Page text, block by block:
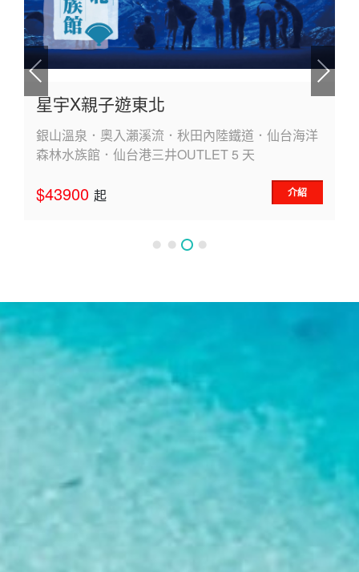
星宇X親子遊東北
銀山溫泉．奧入瀨溪流．秋田內陸鐵道．仙台海洋
森林水族館．仙台港三井OUTLET 5 天
$43900 起 介紹